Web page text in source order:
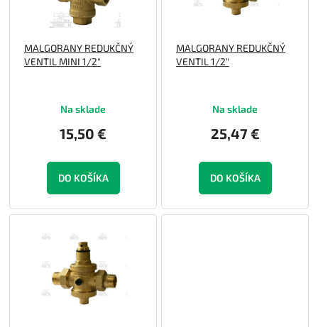
MALGORANY REDUKČNÝ
VENTIL MINI 1/2"
Na sklade
15,50 €
DO KOŠÍKA
MALGORANY REDUKČNÝ
VENTIL 1/2"
Na sklade
25,47 €
DO KOŠÍKA